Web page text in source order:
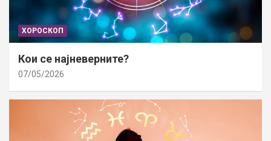
ХОРОСКОП
Кои се најневерните?
07/05/2026